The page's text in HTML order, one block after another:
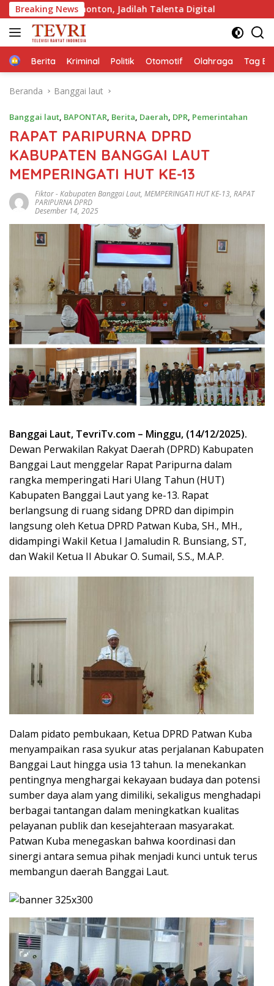
Langsung
ke
konten
Breaking News
Jadilah Talenta Digital
HomeBerita Kriminal Politik Otomotif Olahraga Tag
Beranda Banggai laut
Banggai laut, BAPONTAR, Berita, Daerah, DPR, Pemerintahan
RAPAT PARIPURNA DPRD
KABUPATEN BANGGAI LAUT
MEMPERINGATI HUT KE-13
Fiktor-Kabupaten Banggai Laut, MEMPERINGATI HUT KE-13, RAPAT
PARIPURNA DPRD
Desember 14, 2025
Banggai Laut, TevriTv.com – Minggu, (14/12/2025).
Dewan Perwakilan Rakyat Daerah (DPRD) Kabupaten
Banggai Laut menggelar Rapat Paripurna dalam
rangka memperingati Hari Ulang Tahun (HUT)
Kabupaten Banggai Laut yang ke-13. Rapat
berlangsung di ruang sidang DPRD dan dipimpin
langsung oleh Ketua DPRD Patwan Kuba, SH., MH.,
didampingi Wakil Ketua I Jamaludin R. Bunsiang, ST,
dan Wakil Ketua II Abukar O. Sumail, S.S., M.A.P.
Dalam pidato pembukaan, Ketua DPRD Patwan Kuba
menyampaikan rasa syukur atas perjalanan Kabupaten
Banggai Laut hingga usia 13 tahun. Ia menekankan
pentingnya menghargai kekayaan budaya dan potensi
sumber daya alam yang dimiliki, sekaligus menghadapi
berbagai tantangan dalam meningkatkan kualitas
pelayanan publik dan kesejahteraan masyarakat.
Patwan Kuba menegaskan bahwa koordinasi dan
sinergi antara semua pihak menjadi kunci untuk terus
membangun daerah Banggai Laut.